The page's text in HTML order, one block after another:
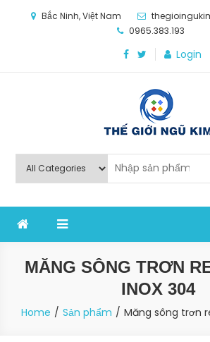
Bắc Ninh, Việt Nam
0965.383.193
Login
Thế Giới Ngũ Kim
nghiệp sản xuất
MĂNG SÔNG TRƠN
INOX 304
Home Sản phẩm Măng sông trơn